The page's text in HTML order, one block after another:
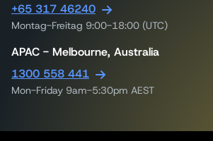
+65 317 46240
Montag-Freitag 9:00-18:00 (UTC)
APAC - Melbourne, Australia
1300 558 441
Mon-Friday 9am-5:30pm AEST